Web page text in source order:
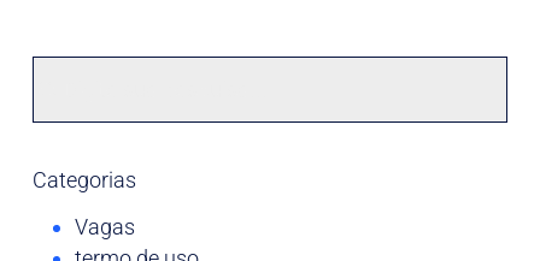
Categorias
Vagas